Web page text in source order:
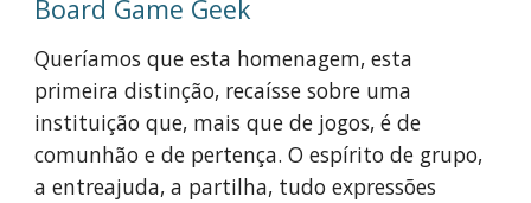
Board Game Geek
Queríamos que esta homenagem, esta
primeira distinção, recaísse sobre uma
instituição que, mais que de jogos, é de
comunhão e de pertença. O espírito de grupo,
a entreajuda, a partilha, tudo expressões